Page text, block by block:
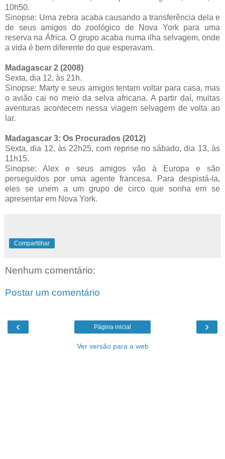
10h50.
Sinopse: Uma zebra acaba causando a transferência dela e
de seus amigos do zoológico de Nova York para uma
reserva na África. O grupo acaba numa ilha selvagem, onde
a vida é bem diferente do que esperavam.
Madagascar 2 (2008)
Sexta, dia 12, às 21h.
Sinopse: Marty e seus amigos tentam voltar para casa, mas
o avião cai no meio da selva africana. A partir daí, muitas
aventuras acontecem nessa viagem selvagem de volta ao
lar.
Madagascar 3: Os Procurados (2012)
Sexta, dia 12, às 22h25, com reprise no sábado, dia 13, às
11h15.
Sinopse: Alex e seus amigos vão à Europa e são
perseguidos por uma agente francesa. Para despistá-la,
eles se unem a um grupo de circo que sonha em se
apresentar em Nova York.
Compartilhar
Nenhum comentário:
Postar um comentário
‹ ›
Página inicial
Ver versão para a web